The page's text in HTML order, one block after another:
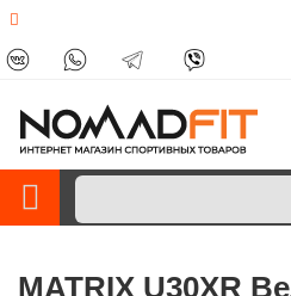
MATRIX U30XR